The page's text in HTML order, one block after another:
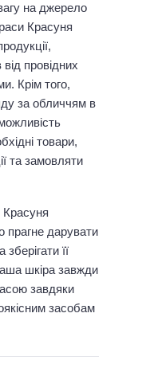
на джерело
Красуня
провідних
Крім того,
за обличчям в
товари,
та замовляти
Красуня
прагне дарувати
її
шкіра завжди
завдяки
засобам